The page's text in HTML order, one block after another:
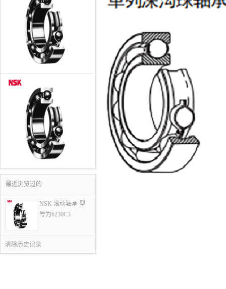
最近浏览过的
NSK 滚动轴承 型
号为6230C3
清除历史记录